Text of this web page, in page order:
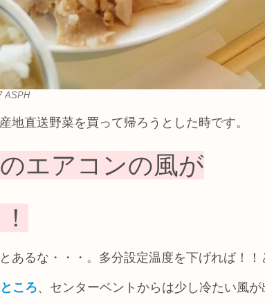
ASPH
地直送野菜を買って帰ろうとした時です。
エアコンの風が
あるな・・・。多分設定温度を下げれば！！
ころ、センターベントからは少し冷たい風が